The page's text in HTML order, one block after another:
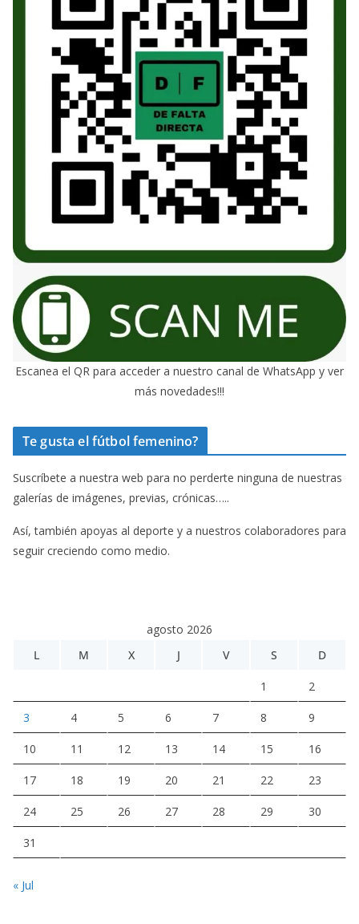
Escanea el QR para acceder a nuestro canal de WhatsApp y ver
más novedades!!!
Te gusta el fútbol femenino?
Suscríbete a nuestra web para no perderte ninguna de nuestras
galerías de imágenes, previas, crónicas…..
Así, también apoyas al deporte y a nuestros colaboradores para
seguir creciendo como medio.
agosto 2026
L
M X J V S D
1 2
3 4 5 6 7 8 9
10 11 12 13 14 15 16
17 18 19 20 21 22 23
24 25 26 27 28 29 30
31
« Jul